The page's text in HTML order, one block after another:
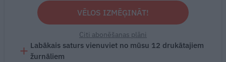
VĒLOS IZMĒĢINĀT!
Citi abonēšanas plāni
Labākais saturs vienuviet no mūsu 12 drukātajiem
žurnāliem